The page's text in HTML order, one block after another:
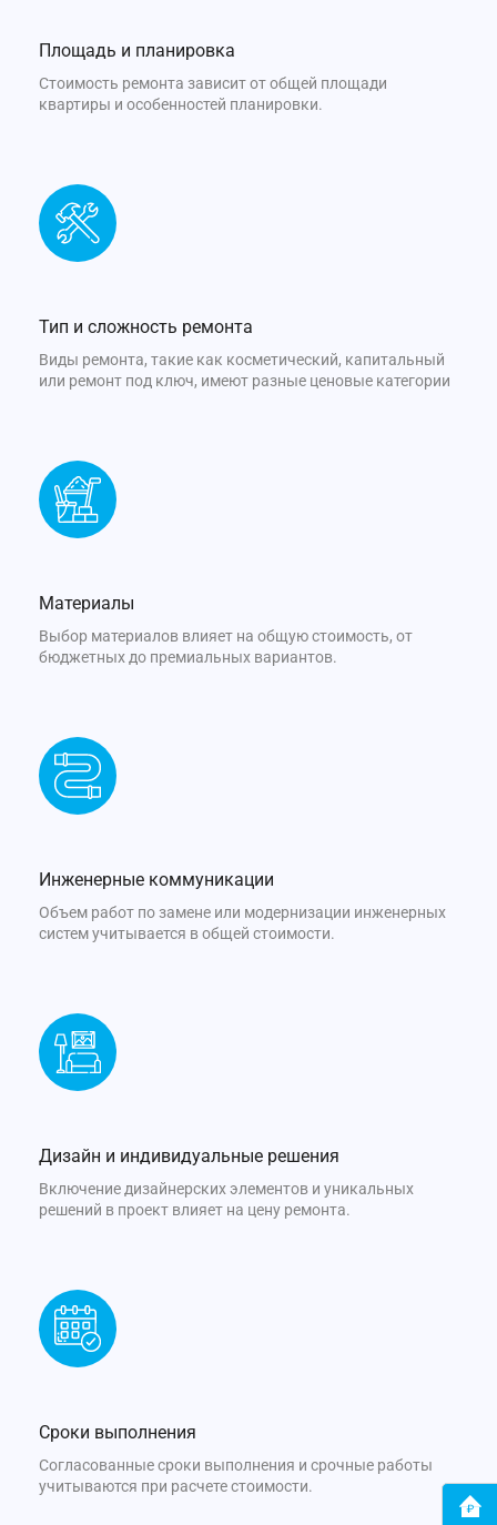
Площадь и планировка
Стоимость ремонта зависит от общей площади
квартиры и особенностей планировки.
Тип и сложность ремонта
Виды ремонта, такие как косметический, капитальный
или ремонт под ключ, имеют разные ценовые категории
Материалы
Выбор материалов влияет на общую стоимость, от
бюджетных до премиальных вариантов.
Инженерные коммуникации
Объем работ по замене или модернизации инженерных
систем учитывается в общей стоимости.
Дизайн и индивидуальные решения
Включение дизайнерских элементов и уникальных
решений в проект влияет на цену ремонта.
Сроки выполнения
Согласованные сроки выполнения и срочные работы
учитываются при расчете стоимости.